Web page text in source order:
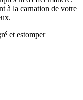
à la carnation de votre
et estomper